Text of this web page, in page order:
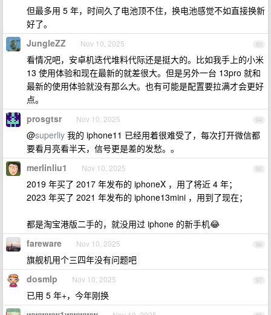
但最多用 5 年，时间久了电池顶不住，换电池感觉不如直接换新
好了。
93
JungleZZ Nov 10, 2025
看情况吧，安卓机迭代堆料代际还是挺大的。比如我手上的小米
13 使用体验和现在最新的就差很大。但是另外一台 13pro 就和
最新的使用体验就没有那么大。也有可能是配置要拉满才会更好
点。
94
prosgtsr Nov 10, 2025
@superliy 我的 iphone11 已经用着很难受了，每次打开微信都
要看月亮看半天，信号更是差的发愁。。
95
merlinliu1 Nov 10, 2025
2019 年买了 2017 年发布的 iphoneX ，用了将近 4 年；
2023 年买了 2021 年发布的 iphone13mini ，用到了现在；
都是淘宝港版二手的，就没用过 iphone 的新手机😂
96
fareware Nov 10, 2025
旗舰机用个三四年没有问题吧
97
dosmlp Nov 10, 2025
已用 5 年+，今年刚换